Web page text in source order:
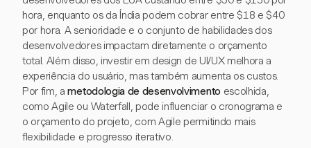
hora, enquanto os da Índia podem cobrar entre $18 e $40
por hora. A senioridade e o conjunto de habilidades dos
desenvolvedores impactam diretamente o orçamento
total. Além disso, investir em design de UI/UX melhora a
experiência do usuário, mas também aumenta os custos.
Por fim, ametodologia de desenvolvimento escolhida,
como Agile ou Waterfall, pode influenciar o cronograma e
o orçamento do projeto, com Agile permitindo mais
flexibilidade e progresso iterativo.